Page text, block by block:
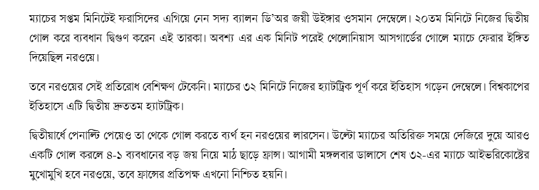
ম্যাচের সপ্তম মিনিটেই ফরাসিদের এগিয়ে নেন সদ্য ব্যালন ডি’অর জয়ী উইঙ্গার ওসমান দেম্বেলে। ২০তম মিনিটে নিজের দ্বিতীয়
গোল করে ব্যবধান দ্বিগুণ করেন এই তারকা। অবশ্য এর এক মিনিট পরেই থেলোনিয়াস আসগার্ডের গোলে ম্যাচে ফেরার ইঙ্গিত
দিয়েছিল নরওয়ে।
তবে নরওয়ের সেই প্রতিরোধ বেশিক্ষণ টেকেনি। ম্যাচের ৩২ মিনিটে নিজের হ্যাটট্রিক পূর্ণ করে ইতিহাস গড়েন দেম্বেলে। বিশ্বকাপের
ইতিহাসে এটি দ্বিতীয় দ্রুততম হ্যাটট্রিক।
দ্বিতীয়ার্ধে পেনাল্টি পেয়েও তা থেকে গোল করতে ব্যর্থ হন নরওয়ের লারসেন। উল্টো ম্যাচের অতিরিক্ত সময়ে দেজিরে দুয়ে আরও
একটি গোল করলে ৪-১ ব্যবধানের বড় জয় নিয়ে মাঠ ছাড়ে ফ্রান্স। আগামী মঙ্গলবার ডালাসে শেষ ৩২-এর ম্যাচে আইভরিকোস্টের
মুখোমুখি হবে নরওয়ে, তবে ফ্রান্সের প্রতিপক্ষ এখনো নিশ্চিত হয়নি।